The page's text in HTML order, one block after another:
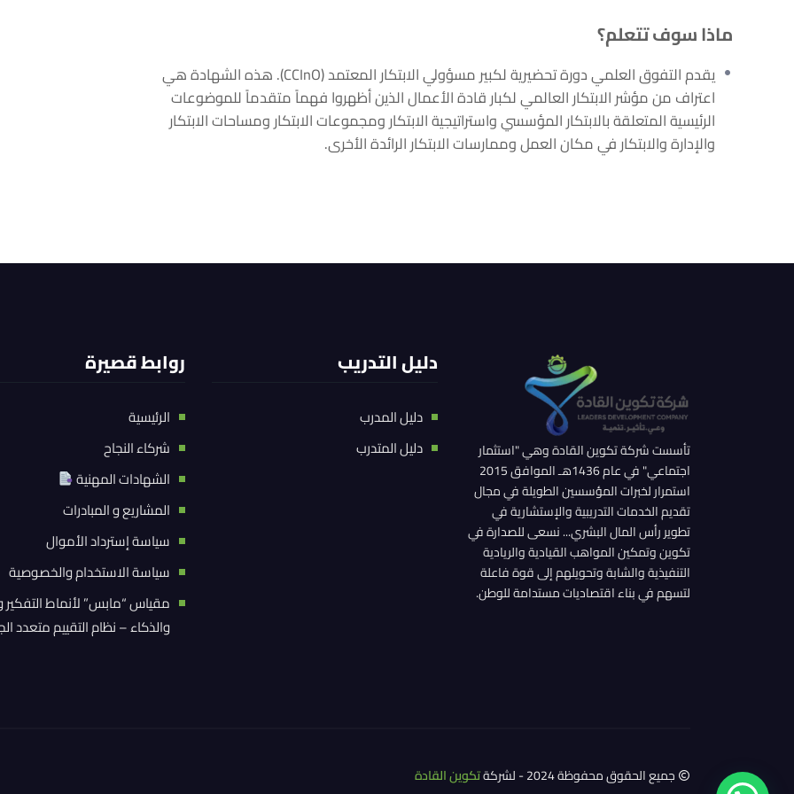
ماذا سوف تتعلم؟
يقدم التفوق العلمي دورة تحضيرية لكبير مسؤولي الابتكار المعتمد (CCInO). هذه الشهادة هي
اعتراف من مؤشر الابتكار العالمي لكبار قادة الأعمال الذين أظهروا فهماً متقدماً للموضوعات
الرئيسية المتعلقة بالابتكار المؤسسي واستراتيجية الابتكار ومجموعات الابتكار ومساحات الابتكار
والإدارة والابتكار في مكان العمل وممارسات الابتكار الرائدة الأخرى.
تأسست شركة تكوين القادة وهي "استثمار
اجتماعي" في عام 1436هـ الموافق 2015
استمرار لخبرات المؤسسين الطويلة في مجال
تقديم الخدمات التدريبية والإستشارية في
تطوير رأس المال البشري... نسعى للصدارة في
تكوين وتمكين المواهب القيادية والريادية
التنفيذية والشابة وتحويلهم إلى قوة فاعلة
لتسهم في بناء اقتصاديات مستدامة للوطن.
دليل التدريب
دليل المدرب
دليل المتدرب
روابط قصيرة
الرئيسية
شركاء النجاح
الشهادات المهنية
المشاريع و المبادرات
سياسة إسترداد الأموال
سياسة الاستخدام والخصوصية
مقياس “مابس” لأنماط التفكير
والذكاء – نظام التقييم متعدد
جميع الحقوق محفوظة 2024 - لشركة تكوين القادة